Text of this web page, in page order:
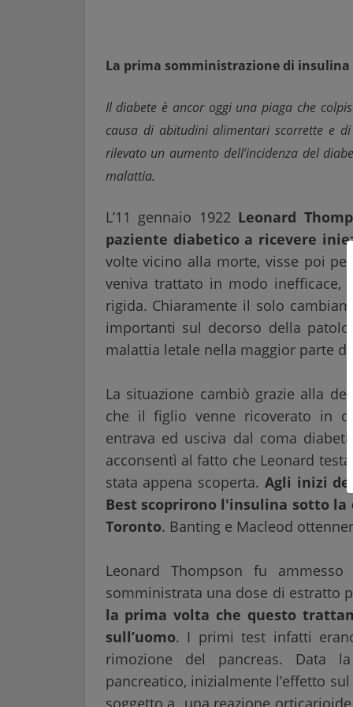
La prima somministrazione di insulina
Il diabete è ancor oggi una piaga che
causa di abitudini alimentari scorrette e
rilevato un aumento dell’incidenza del
malattia.
L’11 gennaio 1922 Leonard
paziente diabetico a ricevere
volte vicino alla morte, visse poi
veniva trattato in modo inefficace,
rigida. Chiaramente il solo
importanti sul decorso della
malattia letale nella maggior parte
La situazione cambiò grazie alla
che il figlio venne ricoverato in
entrava ed usciva dal coma
acconsentì al fatto che Leonard
stata appena scoperta. Agli inizi
Best scoprirono l'insulina sotto
Toronto. Banting e Macleod
Leonard Thompson fu
somministrata una dose di estratto
la prima volta che questo
sull’uomo. I primi test infatti
rimozione del pancreas. Data
pancreatico, inizialmente l’effetto
soggetto a una reazione